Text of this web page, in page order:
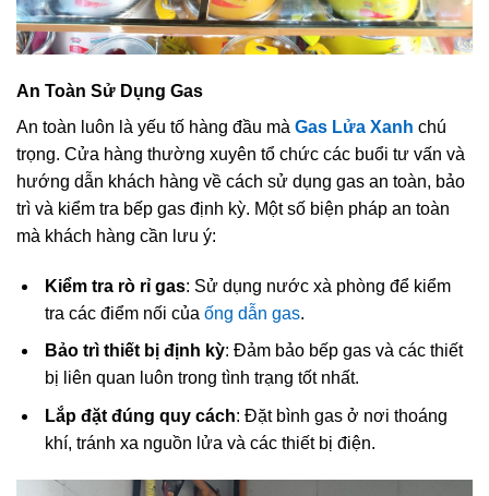
An Toàn Sử Dụng Gas
An toàn luôn là yếu tố hàng đầu mà Gas Lửa Xanh chú
trọng. Cửa hàng thường xuyên tổ chức các buổi tư vấn và
hướng dẫn khách hàng về cách sử dụng gas an toàn, bảo
trì và kiểm tra bếp gas định kỳ. Một số biện pháp an toàn
mà khách hàng cần lưu ý:
Kiểm tra rò rỉ gas: Sử dụng nước xà phòng để kiểm
tra các điểm nối của ống dẫn gas.
Bảo trì thiết bị định kỳ: Đảm bảo bếp gas và các thiết
bị liên quan luôn trong tình trạng tốt nhất.
Lắp đặt đúng quy cách: Đặt bình gas ở nơi thoáng
khí, tránh xa nguồn lửa và các thiết bị điện.